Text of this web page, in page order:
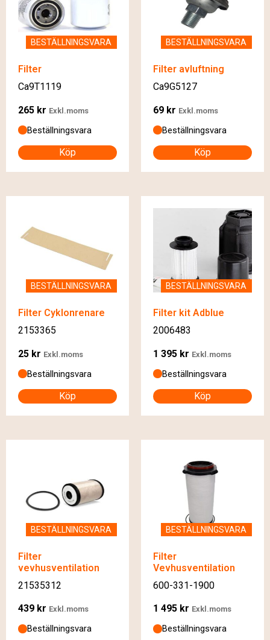
BESTÄLLNINGSVARA
Filter
Ca9T1119
265 kr Exkl.moms
Beställningsvara
Köp
BESTÄLLNINGSVARA
Filter avluftning
Ca9G5127
69 kr Exkl.moms
Beställningsvara
Köp
BESTÄLLNINGSVARA
Filter Cyklonrenare
2153365
25 kr Exkl.moms
Beställningsvara
Köp
BESTÄLLNINGSVARA
Filter kit Adblue
2006483
1 395 kr Exkl.moms
Beställningsvara
Köp
BESTÄLLNINGSVARA
Filter
vevhusventilation
21535312
439 kr Exkl.moms
Beställningsvara
BESTÄLLNINGSVARA
Filter
Vevhusventilation
600-331-1900
1 495 kr Exkl.moms
Beställningsvara